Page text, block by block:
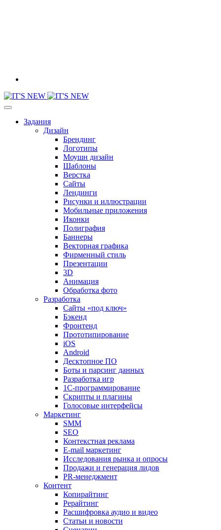
Задания
Дизайн
Брендинг
Логотипы
Моушн дизайн
Шаблоны
Верстка
Сайты
Лендинги
Рисунки и иллюстрации
Мобильные приложения
Иконки
Полиграфия
Баннеры
Векторная графика
Фирменный стиль
Презентации
3D
Анимация
Обработка фото
Разработка
Сайты «под ключ»
Бэкенд
Фронтенд
Прототипирование
iOS
Android
Десктопное ПО
Боты и парсинг данных
Разработка игр
1С-программирование
Скрипты и плагины
Голосовые интерфейсы
Маркетинг
SMM
SEO
Контекстная реклама
E-mail маркетинг
Исследования рынка и опросы
Продажи и генерация лидов
PR-менеджмент
Контент
Копирайтинг
Рерайтинг
Расшифровка аудио и видео
Статьи и новости